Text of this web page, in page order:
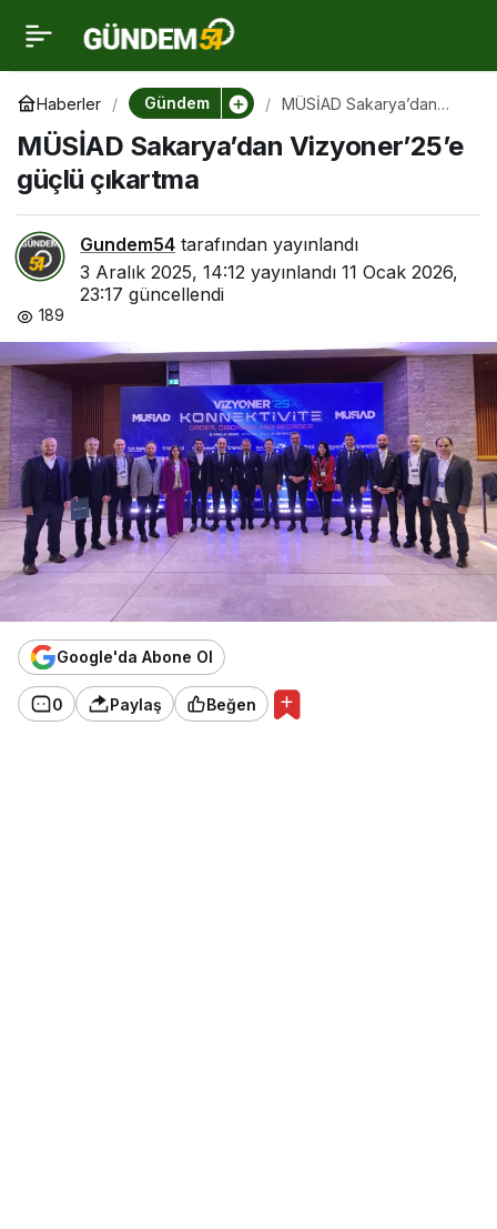
Haberler Gündem
MÜSİAD Sakarya’dan
çıkartma
MÜSİAD Sakarya’dan Vizyoner’25’e
güçlü çıkartma
Gundem54 tarafından yayınlandı
3 Aralık 2025, 14:12 yayınlandı 11 Ocak 2026,
23:17 güncellendi
189
Google'da Abone Ol
0 Paylaş Beğen
MÜSİAD Sakarya’dan
Vizyoner’25’e güçlü
çıkartma